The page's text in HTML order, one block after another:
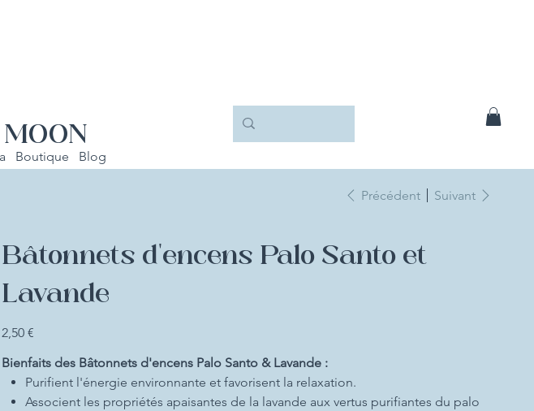
Boutique Blog
Précédent Suivant
Bâtonnets d'encens Palo Santo et
Lavande
Prix
2,50 €
Bienfaits des Bâtonnets d'encens Palo Santo & Lavande :
Purifient l'énergie environnante et favorisent la relaxation.
Associent les propriétés apaisantes de la lavande aux vertus purifiantes du palo